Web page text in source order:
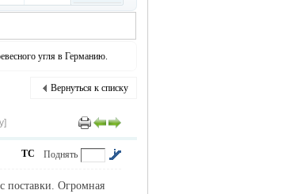
угля в Германию.
Вернуться к списку
Поднять
ТС
поставки. Огромная